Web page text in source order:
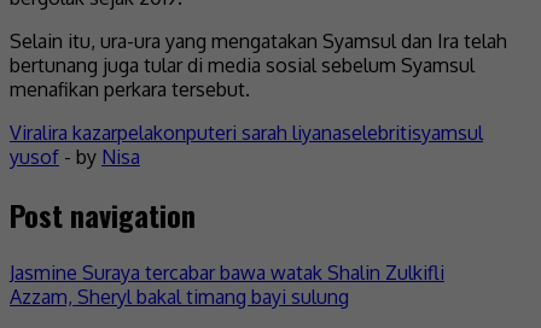
Selain itu, ura-ura yang mengatakan Syamsul dan Ira telah
bertunang juga tular di media sosial sebelum Syamsul
menafikan perkara tersebut.
Viralira kazarpelakonputeri sarah liyanaselebritisyamsul
yusof - by Nisa
Post navigation
Jasmine Suraya tercabar bawa watak Shalin Zulkifli
Azzam, Sheryl bakal timang bayi sulung